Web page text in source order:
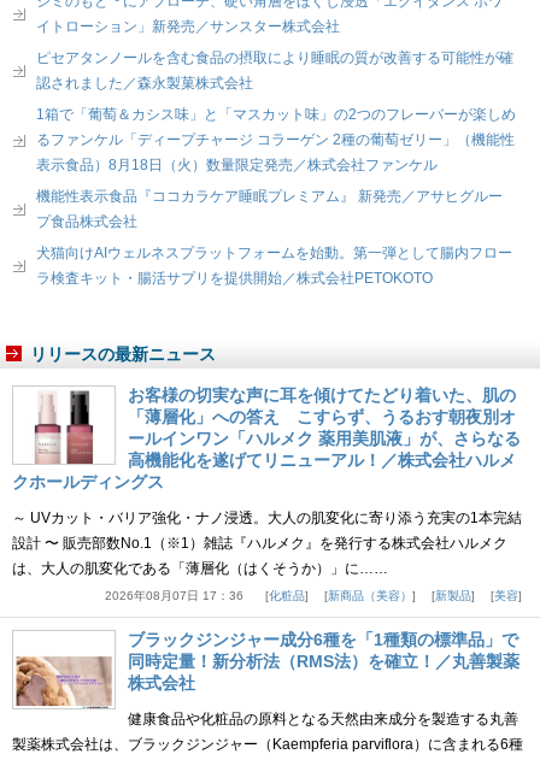
イトローション」新発売／サンスター株式会社
ピセアタンノールを含む食品の摂取により睡眠の質が改善する可能性が確
認されました／森永製菓株式会社
1箱で「葡萄＆カシス味」と「マスカット味」の2つのフレーバーが楽しめ
るファンケル「ディープチャージ コラーゲン 2種の葡萄ゼリー」（機能性
表示食品）8月18日（火）数量限定発売／株式会社ファンケル
機能性表示食品『ココカラケア睡眠プレミアム』 新発売／アサヒグルー
プ食品株式会社
犬猫向けAIウェルネスプラットフォームを始動。第一弾として腸内フロー
ラ検査キット・腸活サプリを提供開始／株式会社PETOKOTO
リリースの最新ニュース
お客様の切実な声に耳を傾けてたどり着いた、肌の
「薄層化」への答え こすらず、うるおす朝夜別オ
ールインワン「ハルメク 薬用美肌液」が、さらなる
高機能化を遂げてリニューアル！／株式会社ハルメ
クホールディングス
～ UVカット・バリア強化・ナノ浸透。大人の肌変化に寄り添う充実の1本完結
設計 〜 販売部数No.1（※1）雑誌『ハルメク』を発行する株式会社ハルメク
は、大人の肌変化である「薄層化（はくそうか）」に……
2026年08月07日 17：36 化粧品 新商品（美容） 新製品 美容
ブラックジンジャー成分6種を「1種類の標準品」で
同時定量！新分析法（RMS法）を確立！／丸善製薬
株式会社
健康食品や化粧品の原料となる天然由来成分を製造する丸善
製薬株式会社は、ブラックジンジャー（Kaempferia parviflora）に含まれる6種